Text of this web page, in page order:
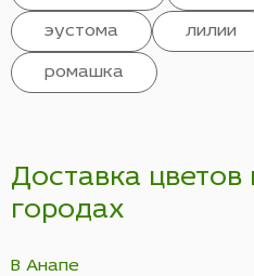
эустома лилии
ромашка
Доставка цветов
городах
В Анапе